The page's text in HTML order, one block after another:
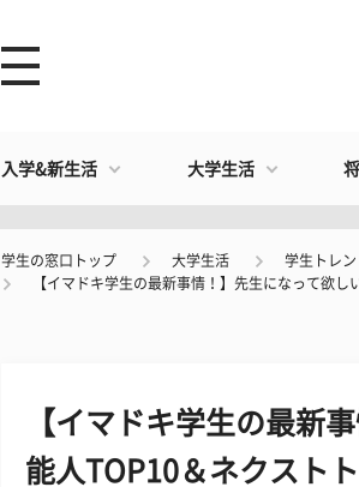
入学&新生活 大学生活
学生の窓口トップ 大学生活
学生トレン
【イマドキ学生の最新事情！】先生になって欲
【イマドキ学生の最新
能人TOP10＆ネクスト